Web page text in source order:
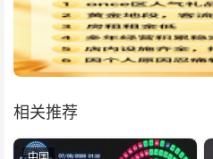
相关推荐